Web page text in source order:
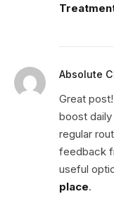
Absolute
Great
boost
regular
feedback
useful
place.